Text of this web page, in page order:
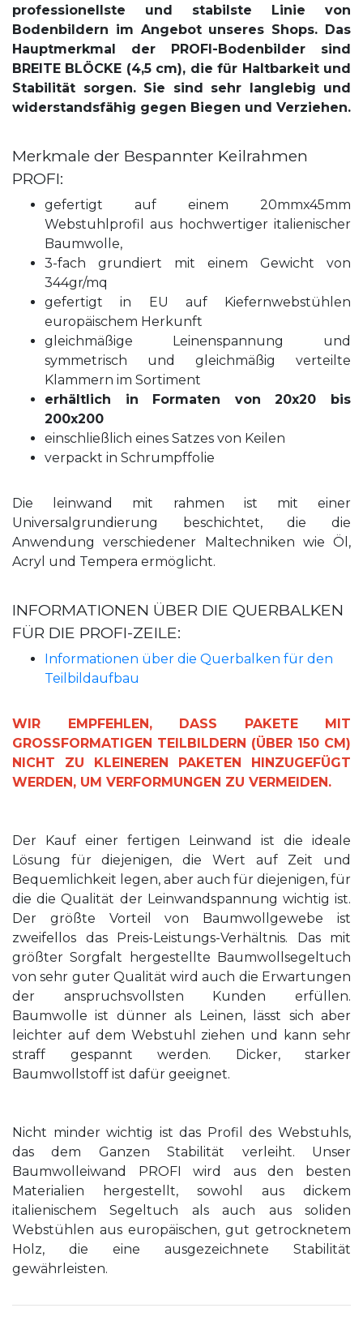
professionellste und stabilste Linie von
Bodenbildern im Angebot unseres Shops. Das
Hauptmerkmal der PROFI-Bodenbilder sind
BREITE BLÖCKE (4,5 cm), die für Haltbarkeit und
Stabilität sorgen. Sie sind sehr langlebig und
widerstandsfähig gegen Biegen und Verziehen.
Merkmale der Bespannter Keilrahmen
PROFI:
gefertigt auf einem 20mmx45mm
Webstuhlprofil aus hochwertiger italienischer
Baumwolle,
3-fach grundiert mit einem Gewicht von
344gr/mq
gefertigt in EU auf Kiefernwebstühlen
europäischem Herkunft
gleichmäßige Leinenspannung und
symmetrisch und gleichmäßig verteilte
Klammern im Sortiment
erhältlich in Formaten von 20x20 bis
200x200
einschließlich eines Satzes von Keilen
verpackt in Schrumpffolie
Die leinwand mit rahmen ist mit einer
Universalgrundierung beschichtet, die die
Anwendung verschiedener Maltechniken wie Öl,
Acryl und Tempera ermöglicht.
INFORMATIONEN ÜBER DIE QUERBALKEN
FÜR DIE PROFI-ZEILE:
Informationen über die Querbalken für den
Teilbildaufbau
WIR EMPFEHLEN, DASS PAKETE MIT
GROSSFORMATIGEN TEILBILDERN (ÜBER 150 CM)
NICHT ZU KLEINEREN PAKETEN HINZUGEFÜGT
WERDEN, UM VERFORMUNGEN ZU VERMEIDEN.
Der Kauf einer fertigen Leinwand ist die ideale
Lösung für diejenigen, die Wert auf Zeit und
Bequemlichkeit legen, aber auch für diejenigen, für
die die Qualität der Leinwandspannung wichtig ist.
Der größte Vorteil von Baumwollgewebe ist
zweifellos das Preis-Leistungs-Verhältnis. Das mit
größter Sorgfalt hergestellte Baumwollsegeltuch
von sehr guter Qualität wird auch die Erwartungen
der anspruchsvollsten Kunden erfüllen.
Baumwolle ist dünner als Leinen, lässt sich aber
leichter auf dem Webstuhl ziehen und kann sehr
straff gespannt werden. Dicker, starker
Baumwollstoff ist dafür geeignet.
Nicht minder wichtig ist das Profil des Webstuhls,
das dem Ganzen Stabilität verleiht. Unser
Baumwolleiwand PROFI wird aus den besten
Materialien hergestellt, sowohl aus dickem
italienischem Segeltuch als auch aus soliden
Webstühlen aus europäischen, gut getrocknetem
Holz, die eine ausgezeichnete Stabilität
gewährleisten.